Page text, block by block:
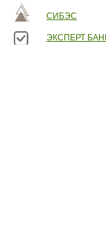
СИБЭС
ЭКСПЕРТ